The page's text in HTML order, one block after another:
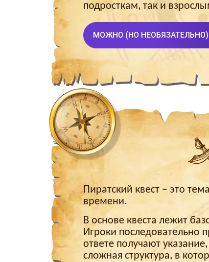
подросткам, так и
МОЖНО (НО
Пиратский квест – это
времени.
В основе квеста лежит
Игроки последовательно
ответе получают
сложная структура, в